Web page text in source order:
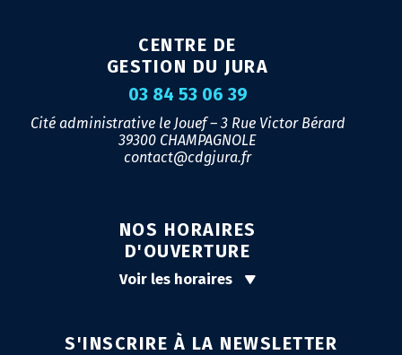
CENTRE DE
GESTION DU JURA
03 84 53 06 39
Cité administrative le Jouef – 3 Rue Victor Bérard
39300 CHAMPAGNOLE
contact@cdgjura.fr
NOS HORAIRES
D'OUVERTURE
Voir les horaires
S'INSCRIRE À LA NEWSLETTER